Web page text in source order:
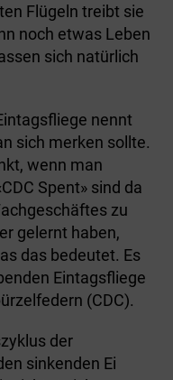
Flügeln treibt sie
noch etwas Leben
sich natürlich
nennt
sich merken sollte.
wenn man
Spent» sind da
zu
gelernt haben,
das bedeutet. Es
Eintagsfliege
(CDC).
der
sinkenden Ei